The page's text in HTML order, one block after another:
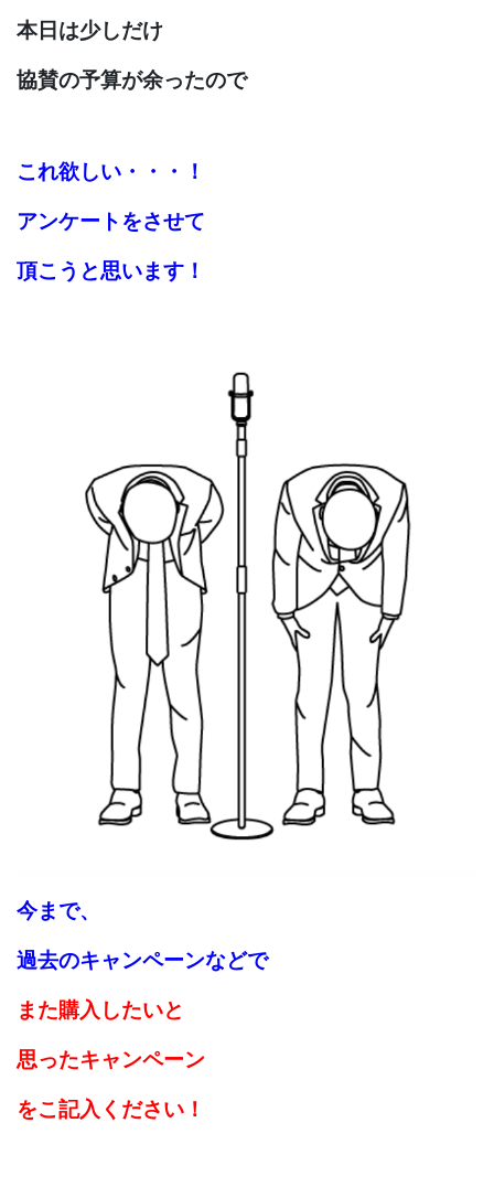
本日は少しだけ
協賛の予算が余ったので
これ欲しい・・・！
アンケートをさせて
頂こうと思います！
今まで、
過去のキャンペーンなどで
また購入したいと
思ったキャンペーン
をこ記入 ください！